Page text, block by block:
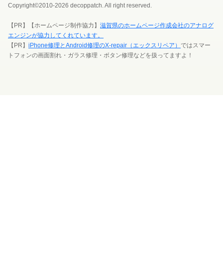
Copyright©2010-2026 decoppatch. All right reserved.
【PR】【ホームページ制作協力】 滋賀県のホームページ作成会社のアナログ
エンジンが協力してくれています。
【PR】 iPhone修理とAndroid修理のX-repair（エックスリペア） ではスマー
トフォンの画面割れ・ガラス修理・ボタン修理などを扱ってますよ！